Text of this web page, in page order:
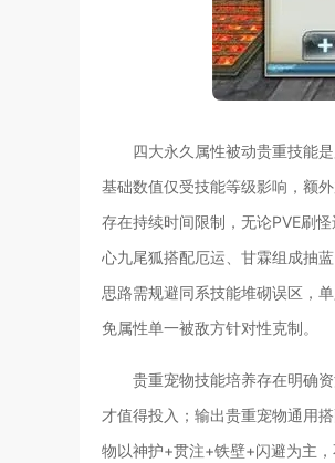
四大永久属性被动贵重技能
基础数值仅受技能等级影响，额
存在持续时间限制，无论PVE刷
心九尾狐搭配厄运、甘霖组成抽
思路需规避同系技能堆砌误区，
免属性单一被敌方针对性克制。
贵重宠物技能培养存在明确
才值得投入；输出贵重宠物通用
物以神护+贯注+铁壁+闪避为主